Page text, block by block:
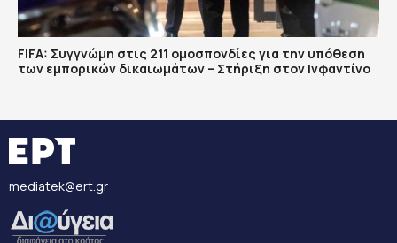
FIFA: Συγγνώμη στις 211 ομοσπονδίες για την υπόθεση
των εμπορικών δικαιωμάτων – Στήριξη στον Ινφαντίνο
mediatek@ert.gr